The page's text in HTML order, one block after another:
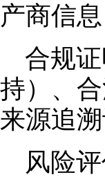
产商信
合规
持）、
来源追溯
风险